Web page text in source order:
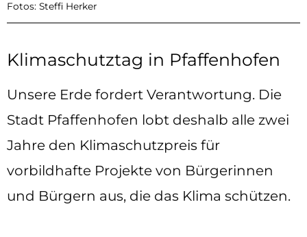
Fotos: Steffi Herker
Klimaschutztag in Pfaffenhofen
Unsere Erde fordert Verantwortung. Die
Stadt Pfaffenhofen lobt deshalb alle zwei
Jahre den Klimaschutzpreis für
vorbildhafte Projekte von Bürgerinnen
und Bürgern aus, die das Klima schützen.